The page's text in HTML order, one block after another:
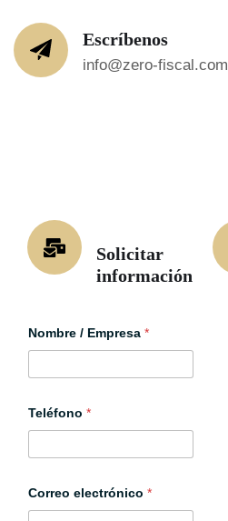
Escríbenos
info@zero-fiscal.com
Solicitar
información
Nombre / Empresa *
o
r
e
E
m
Teléfono *
Correo electrónico *